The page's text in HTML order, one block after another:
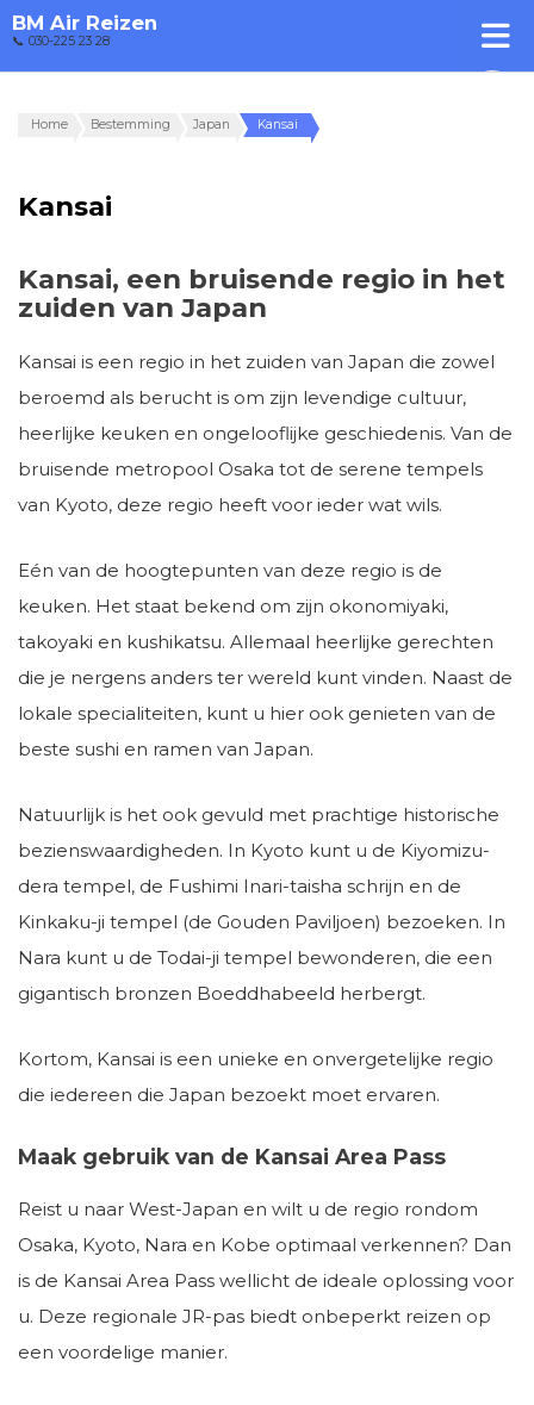
BM Air Reizen
📞 030-225 23 28
Home Bestemming Japan Kansai
Kansai
Kansai, een bruisende regio in het
zuiden van Japan
Kansai is een regio in het zuiden van Japan die zowel
beroemd als berucht is om zijn levendige cultuur,
heerlijke keuken en ongelooflijke geschiedenis. Van de
bruisende metropool Osaka tot de serene tempels
van Kyoto, deze regio heeft voor ieder wat wils.
Eén van de hoogtepunten van deze regio is de
keuken. Het staat bekend om zijn okonomiyaki,
takoyaki en kushikatsu. Allemaal heerlijke gerechten
die je nergens anders ter wereld kunt vinden. Naast de
lokale specialiteiten, kunt u hier ook genieten van de
beste sushi en ramen van Japan.
Natuurlijk is het ook gevuld met prachtige historische
bezienswaardigheden. In Kyoto kunt u de Kiyomizu-
dera tempel, de Fushimi Inari-taisha schrijn en de
Kinkaku-ji tempel (de Gouden Paviljoen) bezoeken. In
Nara kunt u de Todai-ji tempel bewonderen, die een
gigantisch bronzen Boeddhabeeld herbergt.
Kortom, Kansai is een unieke en onvergetelijke regio
die iedereen die Japan bezoekt moet ervaren.
Maak gebruik van de Kansai Area Pass
Reist u naar West-Japan en wilt u de regio rondom
Osaka, Kyoto, Nara en Kobe optimaal verkennen? Dan
is de Kansai Area Pass wellicht de ideale oplossing voor
u. Deze regionale JR-pas biedt onbeperkt reizen op
een voordelige manier.